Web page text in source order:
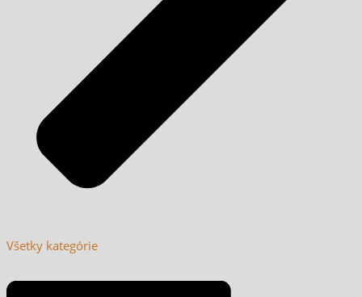
Všetky kategórie